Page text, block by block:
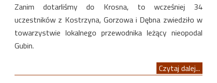
Zanim dotarliśmy do Krosna, to wcześniej 34
uczestników z Kostrzyna, Gorzowa i Dębna zwiedziło w
towarzystwie lokalnego przewodnika leżący nieopodal
Gubin.
Czytaj dalej...